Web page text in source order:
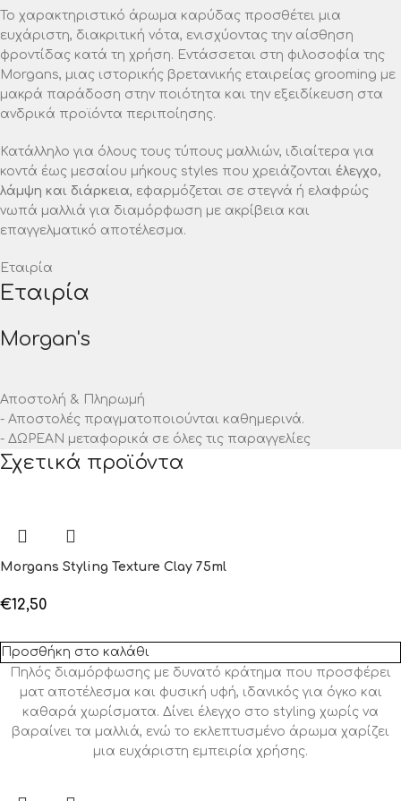
Το χαρακτηριστικό άρωμα καρύδας προσθέτει μια
ευχάριστη, διακριτική νότα, ενισχύοντας την αίσθηση
φροντίδας κατά τη χρήση. Εντάσσεται στη φιλοσοφία της
Morgans, μιας ιστορικής βρετανικής εταιρείας grooming με
μακρά παράδοση στην ποιότητα και την εξειδίκευση στα
ανδρικά προϊόντα περιποίησης.
Κατάλληλο για όλους τους τύπους μαλλιών, ιδιαίτερα για
κοντά έως μεσαίου μήκους styles που χρειάζονται έλεγχο,
λάμψη και διάρκεια, εφαρμόζεται σε στεγνά ή ελαφρώς
νωπά μαλλιά για διαμόρφωση με ακρίβεια και
επαγγελματικό αποτέλεσμα.
Εταιρία
Εταιρία
Morgan's
Αποστολή & Πληρωμή
- Αποστολές πραγματοποιούνται καθημερινά.
- ΔΩΡΕΑΝ μεταφορικά σε όλες τις παραγγελίες
Σχετικά προϊόντα
Morgans Styling Texture Clay 75ml
€12,50
Προσθήκη στο καλάθι
Πηλός διαμόρφωσης με δυνατό κράτημα που προσφέρει
ματ αποτέλεσμα και φυσική υφή, ιδανικός για όγκο και
καθαρά χωρίσματα. Δίνει έλεγχο στο styling χωρίς να
βαραίνει τα μαλλιά, ενώ το εκλεπτυσμένο άρωμα χαρίζει
μια ευχάριστη εμπειρία χρήσης.